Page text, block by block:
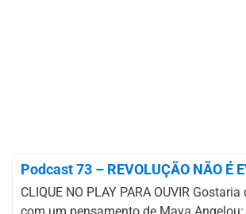
Podcast 73 – REVOLUÇÃO NÃO É
CLIQUE NO PLAY PARA OUVIR